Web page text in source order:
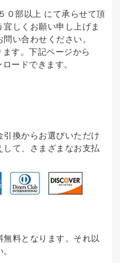
０部以上 にて承らせて頂
しくお願い申し上げま
い合わせください。
す。下記ページから
ードできます。
換からお選びいただけ
して、さまざまなお支払
料となります。それ以